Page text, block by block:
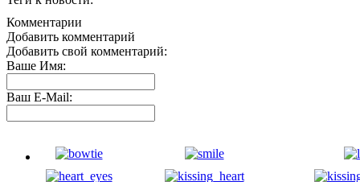
Комментарии
Добавить комментарий
Добавить свой комментарий:
Ваше Имя:
Ваш E-Mail: